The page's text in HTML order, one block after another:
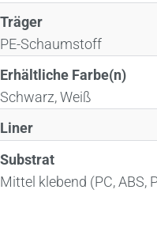
Träger
PE-Schaumstoff
Erhältliche Farbe(n)
Schwarz, Weiß
Liner
Substrat
Mittel klebend (PC, ABS,